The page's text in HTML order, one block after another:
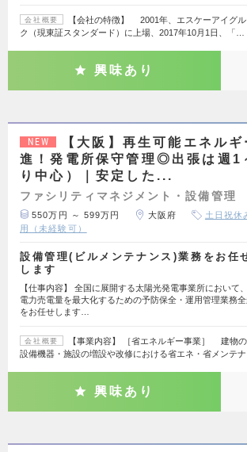
会社概要
【会社の特徴】 2001年、エスケーアイグ
ク（現東証スタンダード）に上場、2017年10月1日、「…
興味あり
NEW
【大阪】再生可能エネル
進！発電所保守管理◎出張は週1
り中心）｜安定した...
ファシリティマネジメント・設備管理
550万円 ～ 599万円 大阪府 土日祝休
用（未経験可）
設備管理(ビルメンテナンス)業務をお任
します
【仕事内容】 全国に展開する太陽光発電事業所において、
電力売電量を最大化するための予防保全・運用管理業務
をお任せします…
会社概要
【事業内容】 ［省エネルギー事業］ 建物
設備機器・施設の増設や改修における省エネ・省メンテ
興味あり